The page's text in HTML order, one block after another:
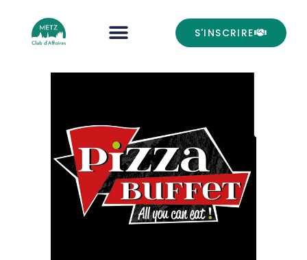
S'INSCRIRE